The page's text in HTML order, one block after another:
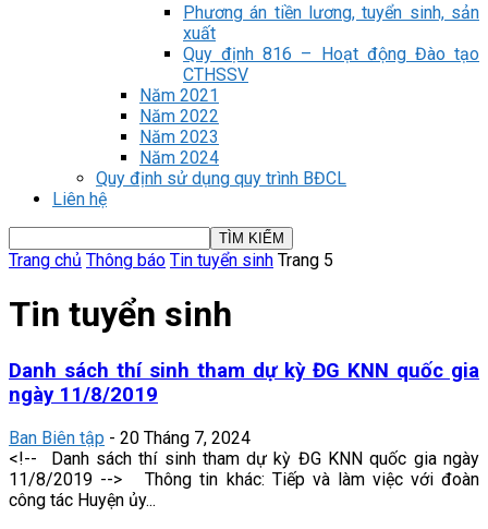
Phương án tiền lương, tuyển sinh, sản
xuất
Quy định 816 – Hoạt động Đào tạo
CTHSSV
Năm 2021
Năm 2022
Năm 2023
Năm 2024
Quy định sử dụng quy trình BĐCL
Liên hệ
Trang chủ Thông báo Tin tuyển sinh Trang 5
Tin tuyển sinh
Danh sách thí sinh tham dự kỳ ĐG KNN quốc gia
ngày 11/8/2019
Ban Biên tập - 20 Tháng 7, 2024
<!-- Danh sách thí sinh tham dự kỳ ĐG KNN quốc gia ngày
11/8/2019 --> Thông tin khác: Tiếp và làm việc với đoàn
công tác Huyện ủy...